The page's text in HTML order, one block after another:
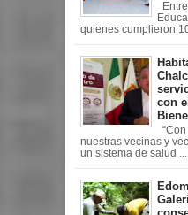
quienes cumplieron
con
nuestras vecinas y
un sistema de salud ...